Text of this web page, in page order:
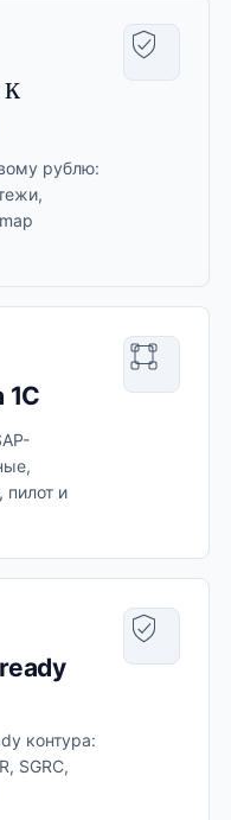
рублю:
1С
пилот и
контура:
SGRC,